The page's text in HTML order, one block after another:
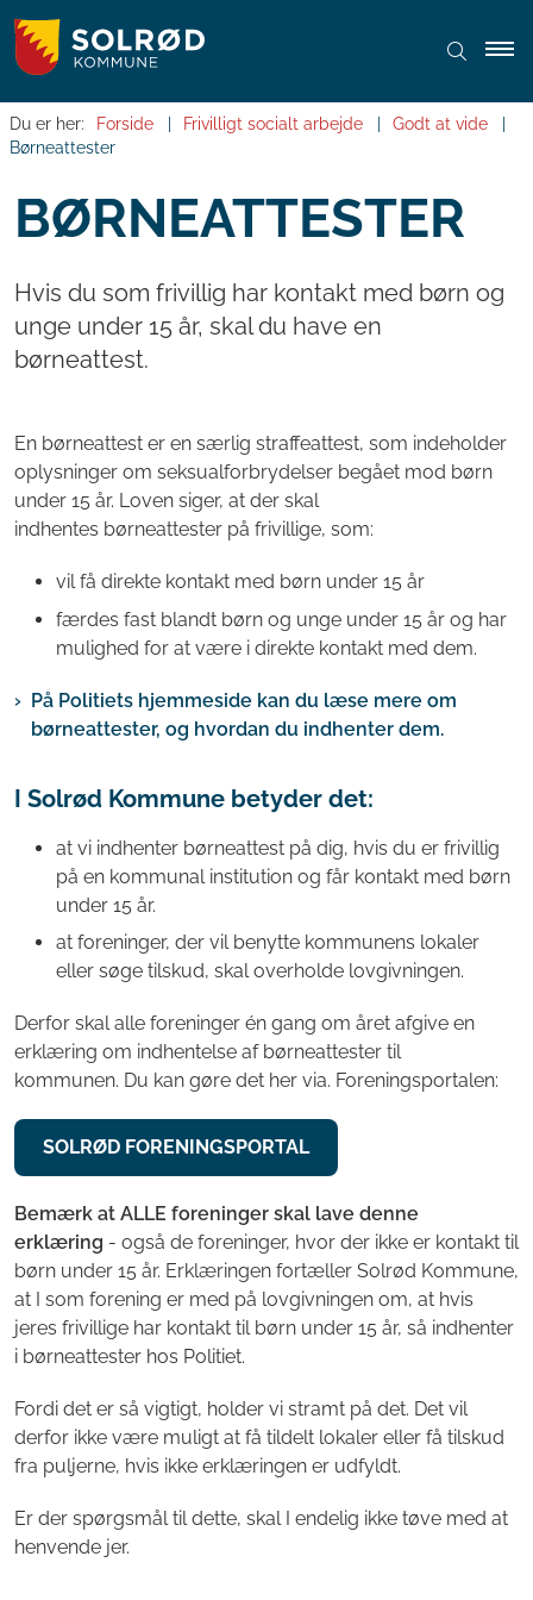
Du er her: Forside Frivilligt socialt arbejde
Godt at vide
Børneattester
BØRNEATTESTER
Hvis du som frivillig har kontakt med børn og
unge under 15 år, skal du have en
børneattest.
En børneattest er en særlig straffeattest, som indeholder
oplysninger om seksualforbrydelser begået mod børn
under 15 år. Loven siger, at der skal
indhentes børneattester på frivillige, som:
vil få direkte kontakt med børn under 15 år
færdes fast blandt børn og unge under 15 år og har
mulighed for at være i direkte kontakt med dem.
På Politiets hjemmeside kan du læse mere om
børneattester, og hvordan du indhenter dem.
I Solrød Kommune betyder det:
at vi indhenter børneattest på dig, hvis du er frivillig
på en kommunal institution og får kontakt med børn
under 15 år.
at foreninger, der vil benytte kommunens lokaler
eller søge tilskud, skal overholde lovgivningen.
Derfor skal alle foreninger én gang om året afgive en
erklæring om indhentelse af børneattester til
kommunen. Du kan gøre det her via. Foreningsportalen:
SOLRØD FORENINGSPORTAL
Bemærk at ALLE foreninger skal lave denne
erklæring - også de foreninger, hvor der ikke er kontakt til
børn under 15 år. Erklæringen fortæller Solrød Kommune,
at I som forening er med på lovgivningen om, at hvis
jeres frivillige har kontakt til børn under 15 år, så indhenter
i børneattester hos Politiet.
Fordi det er så vigtigt, holder vi stramt på det. Det vil
derfor ikke være muligt at få tildelt lokaler eller få tilskud
fra puljerne, hvis ikke erklæringen er udfyldt.
Er der spørgsmål til dette, skal I endelig ikke tøve med at
henvende jer.